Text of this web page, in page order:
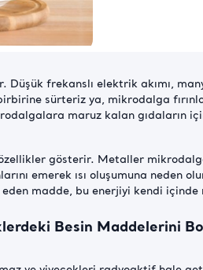
Düşük frekanslı elektrik akımı,
sürteriz ya, mikrodalga
maruz kalan gıdaların
gösterir. Metaller
emerek ısı oluşumuna neden
madde, bu enerjiyi kendi içinde
Besin Maddelerini